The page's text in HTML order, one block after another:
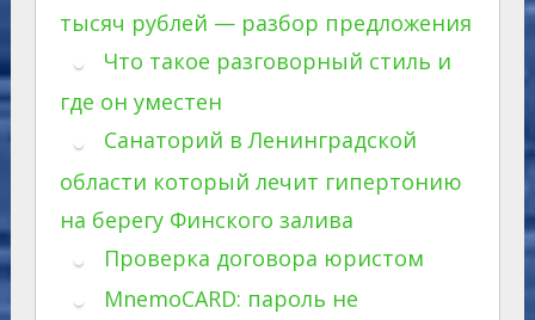
тысяч рублей — разбор предложения
Что такое разговорный стиль и
где он уместен
Санаторий в Ленинградской
области который лечит гипертонию
на берегу Финского залива
Проверка договора юристом
MnemoCARD: пароль не